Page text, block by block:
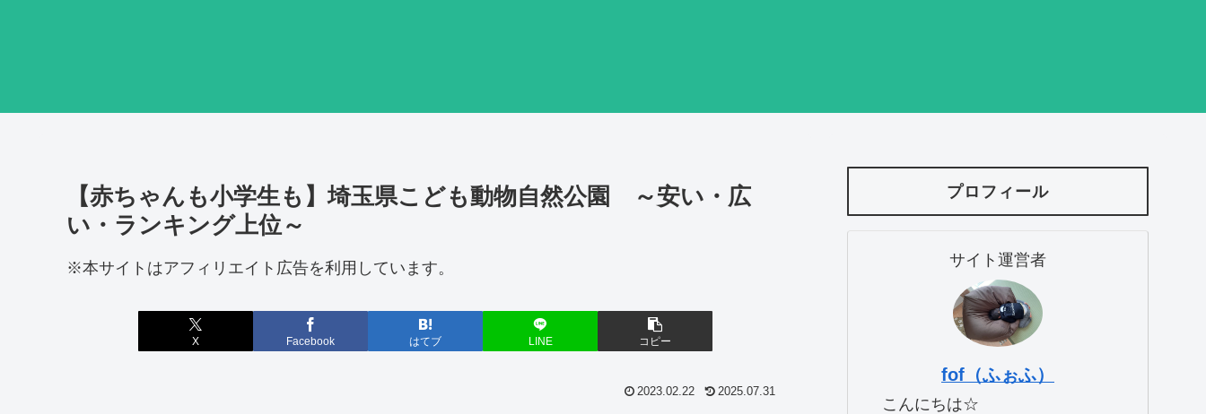
【赤ちゃんも小学生も】埼玉県こども動物自然公園 ～安い・広
い・ランキング上位～
※本サイトはアフィリエイト広告を利用しています。
X Facebook はてブ LINE コピー
2023.02.22 2025.07.31
プロフィール
サイト運営者
fof（ふぉふ）
こんにちは☆